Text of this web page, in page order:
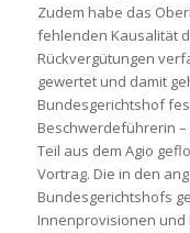
Zudem habe das
fehlenden Kausalität
Rückvergütungen
gewertet und damit
Bundesgerichtshof
Beschwerdeführerin –
Teil aus dem Agio
Vortrag. Die in den
Bundesgerichtshofs
Innenprovisionen und